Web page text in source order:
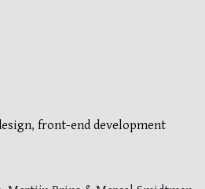
, front-end development